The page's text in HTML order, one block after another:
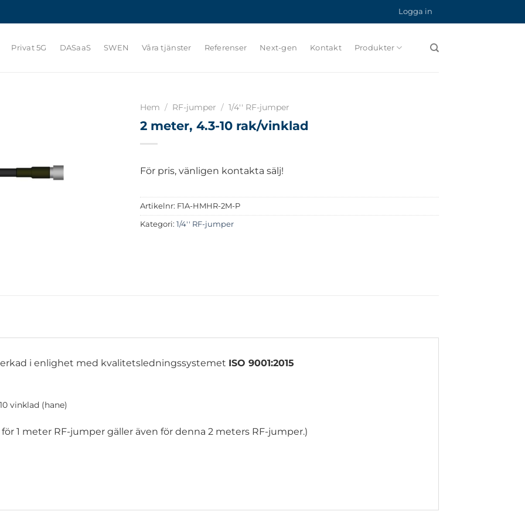
Logga in
Privat 5G DASaaS SWEN Våra tjänster Referenser Next-gen Kontakt Produkter
Hem / RF-jumper / 1/4'' RF-jumper
2 meter, 4.3-10 rak/vinklad
För pris, vänligen kontakta sälj!
Artikelnr: F1A-HMHR-2M-P
Kategori: 1/4'' RF-jumper
i enlighet med kvalitetsledningssystemet ISO 9001:2015
vinklad (hane)
1 meter RF-jumper gäller även för denna 2 meters RF-jumper.)